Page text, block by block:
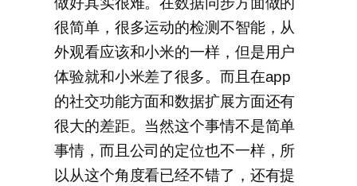
很简单，很多运动的检测不智能，从
外观看应该和小米的一样，但是用户
体验就和小米差了很多。而且在app
的社交功能方面和数据扩展方面还有
很大的差距。当然这个事情不是简单
事情，而且公司的定位也不一样，所
以从这个角度看已经不错了，还有提